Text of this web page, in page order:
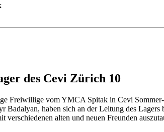
des Cevi Zürich 10
Freiwillige vom YMCA Spitak in Cevi
Badalyan, haben sich an der Leitung des
alten und neuen Freunden